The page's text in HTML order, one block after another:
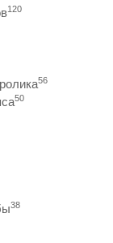
120
56
50
38